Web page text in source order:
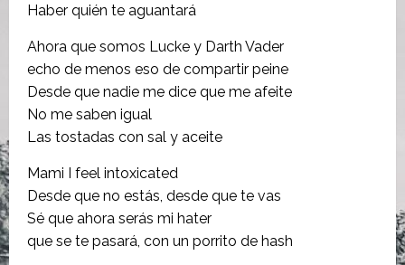
Haber quién te aguantará
Ahora que somos Lucke y Darth Vader
echo de menos eso de compartir peine
Desde que nadie me dice que me afeite
No me saben igual
Las tostadas con sal y aceite
Mami I feel intoxicated
Desde que no estás, desde que te vas
Sé que ahora serás mi hater
que se te pasará, con un porrito de hash